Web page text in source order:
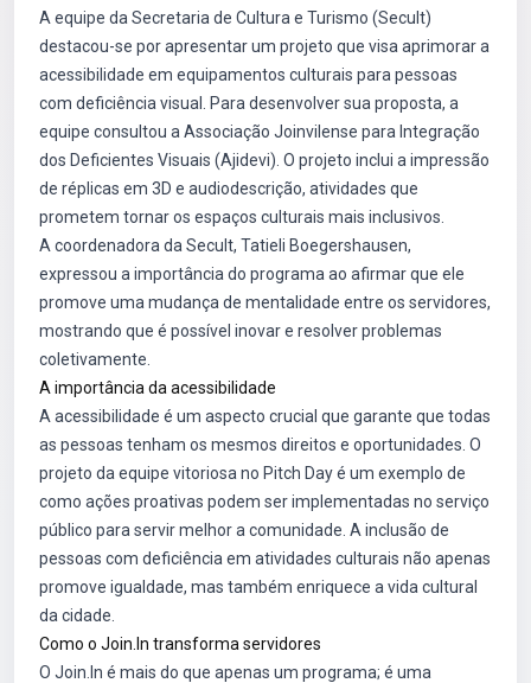
A equipe da Secretaria de Cultura e Turismo (Secult)
destacou-se por apresentar um projeto que visa aprimorar a
acessibilidade em equipamentos culturais para pessoas
com deficiência visual. Para desenvolver sua proposta, a
equipe consultou a Associação Joinvilense para Integração
dos Deficientes Visuais (Ajidevi). O projeto inclui a impressão
de réplicas em 3D e audiodescrição, atividades que
prometem tornar os espaços culturais mais inclusivos.
A coordenadora da Secult, Tatieli Boegershausen,
expressou a importância do programa ao afirmar que ele
promove uma mudança de mentalidade entre os servidores,
mostrando que é possível inovar e resolver problemas
coletivamente.
A importância da acessibilidade
A acessibilidade é um aspecto crucial que garante que todas
as pessoas tenham os mesmos direitos e oportunidades. O
projeto da equipe vitoriosa no Pitch Day é um exemplo de
como ações proativas podem ser implementadas no serviço
público para servir melhor a comunidade. A inclusão de
pessoas com deficiência em atividades culturais não apenas
promove igualdade, mas também enriquece a vida cultural
da cidade.
Como o Join.In transforma servidores
O Join.In é mais do que apenas um programa; é uma